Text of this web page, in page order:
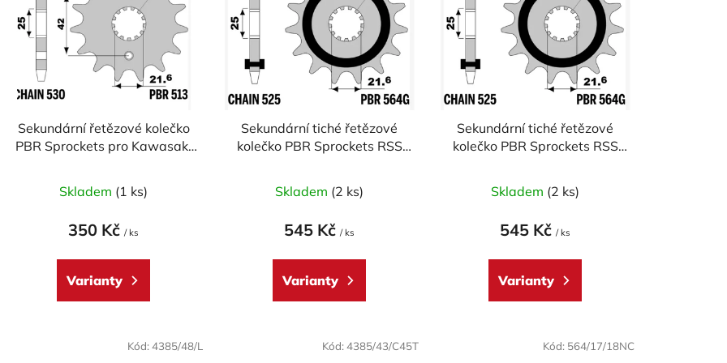
Sekundární řetězové kolečko
PBR Sprockets pro Kawasaki
Skladem (1 ks)
350 Kč/ ks
Varianty
Sekundární tiché řetězové
kolečko PBR Sprockets RSS
Skladem (2 ks)
545 Kč/ ks
Varianty
Sekundární tiché řetězové
kolečko PBR Sprockets RSS
600/650/675/750/765/800/850/900/1000/
Skladem (2 ks)
545 Kč/ ks
Varianty
Kód:4385/48/L Kód:4385/43/C45T Kód: 564/17/18NC